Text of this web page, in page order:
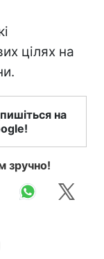
цілях на
на
зручно!